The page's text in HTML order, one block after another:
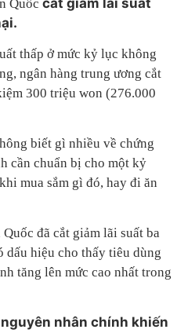
Quốc cắt giảm lãi suất
thấp ở mức kỷ lục không
ngân hàng trung ương cắt
300 triệu won (276.000
biết gì nhiều về chứng
cần chuẩn bị cho một kỷ
mua sắm gì đó, hay đi ăn
đã cắt giảm lãi suất ba
dấu hiệu cho thấy tiêu dùng
tăng lên mức cao nhất trong
nhân chính khiến